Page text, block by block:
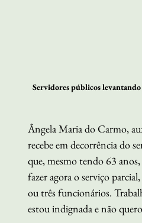
Servidores públicos
Ângela Maria do Carmo,
recebe em decorrência do
que, mesmo tendo 63
fazer agora o serviço
ou três funcionários.
estou indignada e não